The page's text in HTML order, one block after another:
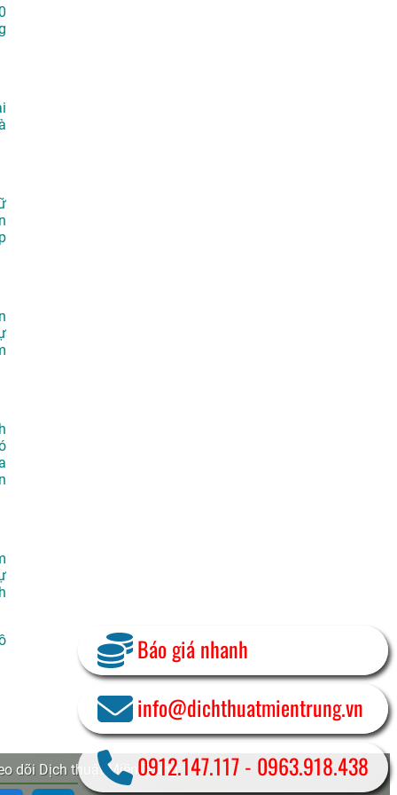
dõi Dịch thuật Miền Trung
Báo giá nhanh
info@dichthuatmientrung.vn
0912.147.117- 0963.918.438